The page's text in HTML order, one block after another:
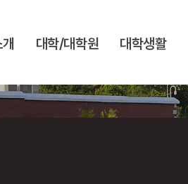
대학/대학원 대학생활